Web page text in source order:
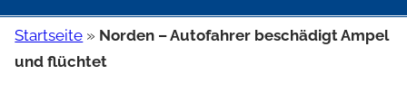
Startseite » Norden – Autofahrer beschädigt Ampel
und flüchtet